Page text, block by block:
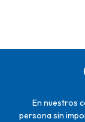
En nuestros
persona sin